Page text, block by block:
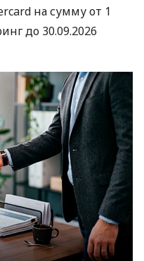
на сумму от 1
до 30.09.2026